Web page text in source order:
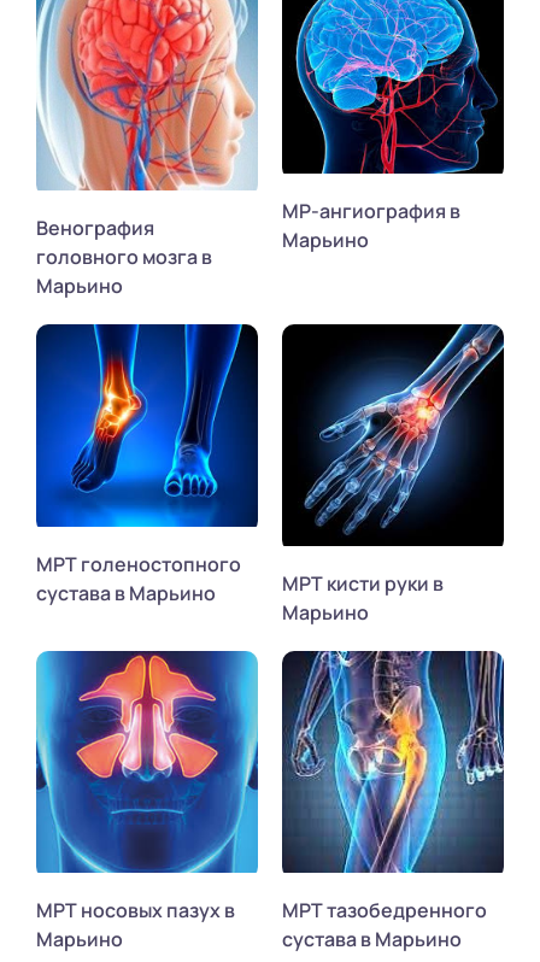
Венография
головного мозга в
Марьино
МР-ангиография в
Марьино
МРТ голеностопного
сустава в Марьино
МРТ кисти руки в
Марьино
МРТ носовых пазух в
Марьино
МРТ тазобедренного
сустава в Марьино